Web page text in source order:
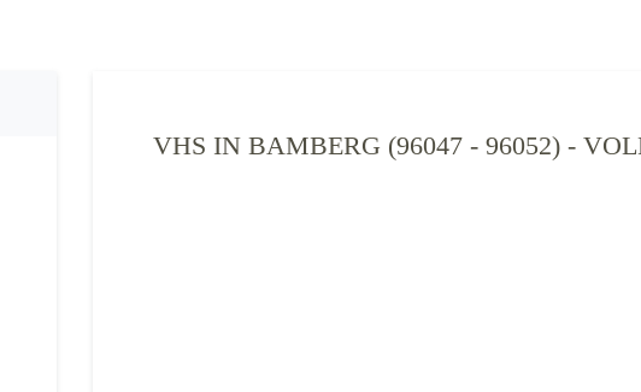
VHS IN BAMBERG (96047 - 96052) -